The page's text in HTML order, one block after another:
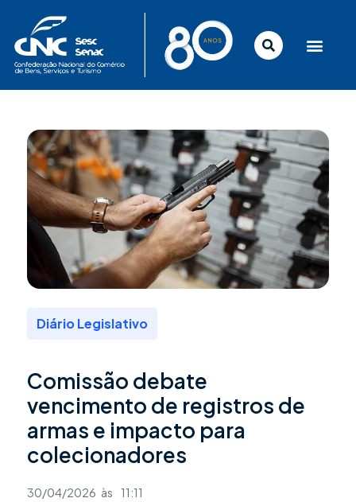
conteúdo
Diário Legislativo
Comissão debate
vencimento de registros de
armas e impacto para
colecionadores
30/04/2026 às
11:11